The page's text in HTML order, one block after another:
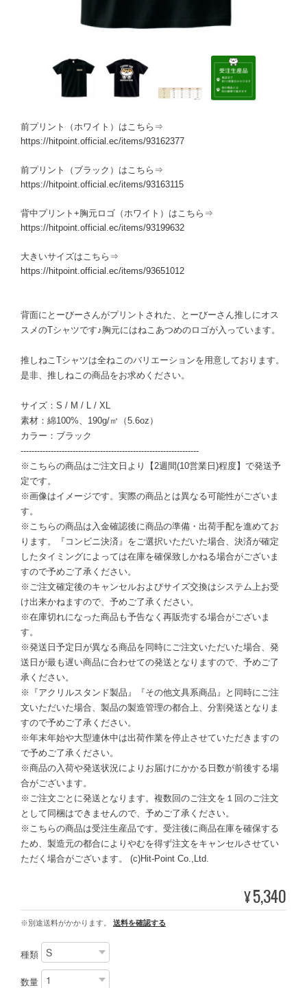
前プリント（ホワイト）はこちら⇒
https://hitpoint.official.ec/items/93162377
前プリント（ブラック）はこちら⇒
https://hitpoint.official.ec/items/93163115
背中プリント+胸元ロゴ（ホワイト）はこちら⇒
https://hitpoint.official.ec/items/93199632
大きいサイズはこちら⇒
https://hitpoint.official.ec/items/93651012
背面にとーびーさんがプリントされた、とーびーさん推しにオス
スメのTシャツです♪胸元にはねこあつめのロゴが入っています。
推しねこTシャツは全ねこのバリエーションを用意しております。
是非、推しねこの商品をお求めください。
サイズ：S / M / L / XL
素材：綿100%、190g/㎡（5.6oz）
カラー：ブラック
-----------------------------------------------------------------
※こちらの商品はご注文日より【2週間(10営業日)程度】で発送予
定です。
※画像はイメージです。実際の商品とは異なる可能性がございま
す。
※こちらの商品は入金確認後に商品の準備・出荷手配を進めてお
ります。『コンビニ決済』をご選択いただいた場合、決済が確定
したタイミングによっては在庫を確保致しかねる場合がございま
すので予めご了承ください。
※ご注文確定後のキャンセルおよびサイズ交換はシステム上お受
け出来かねますので、予めご了承ください。
※在庫切れになった商品も予告なく再販売する場合がございま
す。
※発送日予定日が異なる商品を同時にご注文いただいた場合、発
送日が最も遅い商品に合わせての発送となりますので、予めご了
承ください。
※『アクリルスタンド製品』『その他文具系商品』と同時にご注
文いただいた場合、製品の製造管理の都合上、分割発送となりま
すので予めご了承ください。
※年末年始や大型連休中は出荷作業を停止させていただきますの
で予めご了承ください。
※商品の入荷や発送状況によりお届けにかかる日数が前後する場
合がございます。
※ご注文ごとに発送となります。複数回のご注文を１回のご注文
として同梱はできませんので、予めご了承ください。
※こちらの商品は受注生産品です。受注後に商品在庫を確保する
ため、製造元の都合によりやむを得ず注文をキャンセルさせてい
ただく場合がございます。 (c)Hit-Point Co.,Ltd.
¥5,340
※別途送料がかかります。 送料を確認する
種類
数量